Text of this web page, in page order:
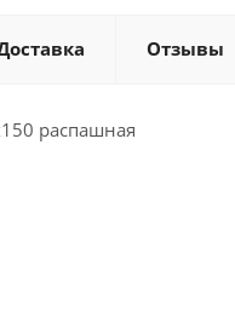
Отзывы
распашная